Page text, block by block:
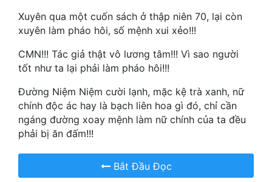
Khoa Huyễn Không Gian
Kiếm Hiệp
Kỳ Huyễn
Linh Dị
Xuyên qua một cuốn sách ở thập niên 70, lại còn
xuyên làm pháo hôi, số mệnh xui xẻo!!!
CMN!!! Tác giả thật vô lương tâm!!! Vì sao người
tốt như ta lại phải làm pháo hôi!!!
Đường Niệm Niệm cười lạnh, mặc kệ trà xanh, nữ
chính độc ác hay là bạch liên hoa gì đó, chỉ cần
ngáng đường xoay mệnh làm nữ chính của ta đều
phải bị ăn đấm!!!
Bắt Đầu Đọc